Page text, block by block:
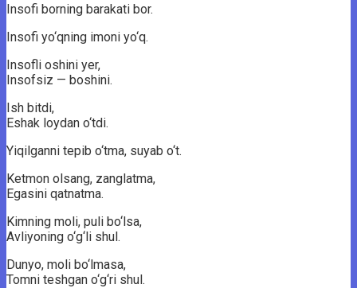
Insofi borning barakati bor.
Insofi yo‘qning imoni yo‘q.
Insofli oshini yer,
Insofsiz — boshini.
Ish bitdi,
Eshak loydan o‘tdi.
Yiqilganni tepib o‘tma, suyab o‘t.
Ketmon olsang, zanglatma,
Egasini qatnatma.
Kimning moli, puli bo‘lsa,
Avliyoning o‘g‘li shul.
Dunyo, moli bo‘lmasa,
Tomni teshgan o‘g‘ri shul.